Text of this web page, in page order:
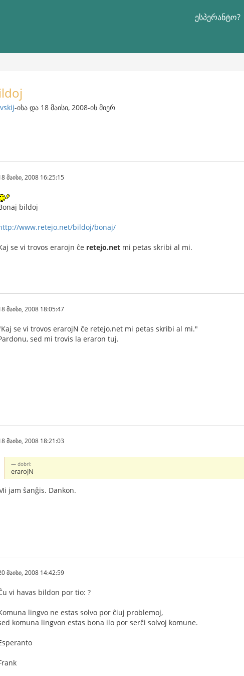
ესპერანტო?
-ისა და 18 მაისი, 2008-ის მიერ
მაისი, 2008 16:25:15
bildoj
www.retejo.net/bildoj/bonaj/
se vi trovos erarojn ĉe retejo.net mi petas skribi al mi.
მაისი, 2008 18:05:47
se vi trovos erarojN ĉe retejo.net mi petas skribi al mi."
sed mi trovis la eraron tuj.
მაისი, 2008 18:21:03
dobri:
erarojN
jam ŝanĝis. Dankon.
მაისი, 2008 14:42:59
vi havas bildon por tio: ?
lingvo ne estas solvo por ĉiuj problemoj,
komuna lingvon estas bona ilo por serĉi solvoj komune.